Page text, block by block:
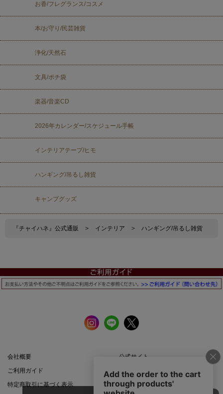
お香/フレグランス/コスメ
本/お守り/民芸雑貨
浄化/天然石
文具/ポチ袋
楽器/音楽CD
2026年カレンダー/スケジュール手帳
インテリアテープ/ヒモ
ハンギング/吊るし雑貨
キャンプグッズ
『チャイハネ』公式通販 > インテリア > ハンギング/吊るし雑貨
会社概要
公式サイト
ご利用ガイド
店舗一覧
特定商取引に基づく表示
プライバシーポリシー